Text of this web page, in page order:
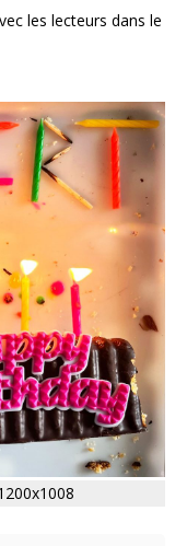
les lecteurs dans le